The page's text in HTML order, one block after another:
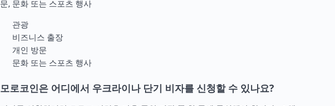
문, 문화 또는 스포츠 행사
관광
비즈니스 출장
개인 방문
문화 또는 스포츠 행사
모로코인은 어디에서 우크라이나 단기 비자를 신청할 수 있나요?